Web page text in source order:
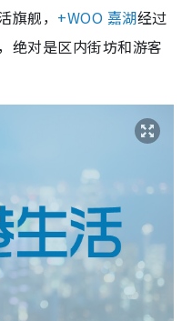
舰， +WOO 嘉湖经过
绝对是区内街坊和游客